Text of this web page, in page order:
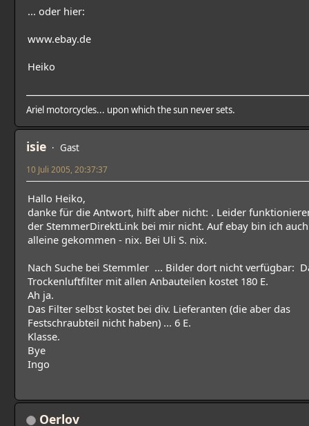
... oder hier:
www.ebay.de
Heiko
Ariel motorcycles... upon which the sun never sets.
isie Gast
10 Juli 2005, 20:37:37
Hallo Heiko,
danke für die Antwort, hilft aber nicht: . Leider
der StemmerDirektLink bei mir nicht. Auf ebay bin ich auch
alleine gekommen - nix. Bei Uli S. nix.
Nach Suche bei Stemmler ... Bilder dort nicht verfügbar:
Trockenluftfilter mit allen Anbauteilen kostet 180 E.
Ah ja.
Das Filter selbst kostet bei div. Lieferanten (die aber das
Festschraubteil nicht haben) ... 6 E.
Klasse.
Bye
Ingo
Oerlov